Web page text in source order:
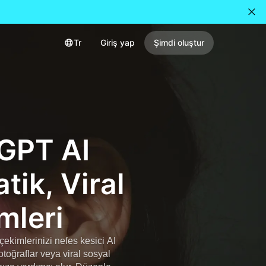
Tr Giriş yap Şimdi oluştur
AI
Viral
nefes kesici AI
veya viral sosyal